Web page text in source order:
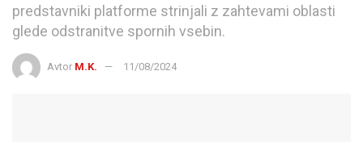
predstavniki platforme strinjali z zahtevami oblasti
glede odstranitve spornih vsebin.
Avtor M.K. 11/08/2024